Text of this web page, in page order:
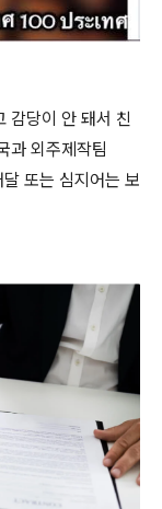
감당이 안 돼서 친
과 외주제작팀
또는 심지어는 보